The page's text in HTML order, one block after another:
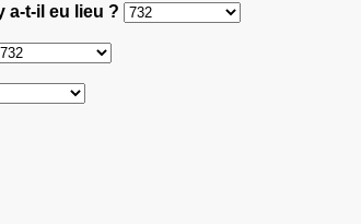
a-t-il eu lieu ?